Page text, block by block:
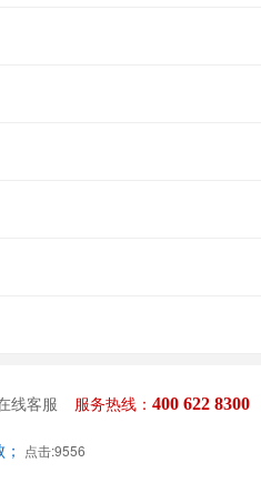
线客服 服务热线： 400 622 8300
点击:9556